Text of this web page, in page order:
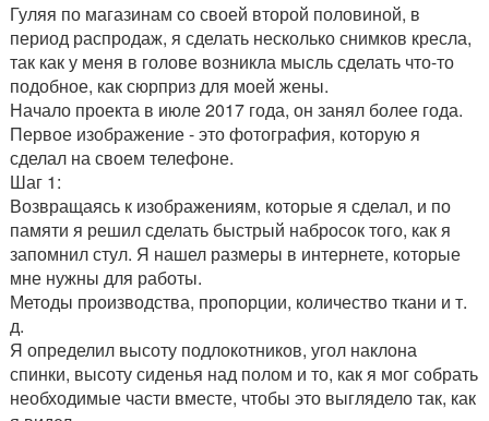
Гуляя по магазинам со своей второй половиной, в
период распродаж, я сделать несколько снимков кресла,
так как у меня в голове возникла мысль сделать что-то
подобное, как сюрприз для моей жены.
Начало проекта в июле 2017 года, он занял более года.
Первое изображение - это фотография, которую я
сделал на своем телефоне.
Шаг 1:
Возвращаясь к изображениям, которые я сделал, и по
памяти я решил сделать быстрый набросок того, как я
запомнил стул. Я нашел размеры в интернете, которые
мне нужны для работы.
Методы производства, пропорции, количество ткани и т.
д.
Я определил высоту подлокотников, угол наклона
спинки, высоту сиденья над полом и то, как я мог собрать
необходимые части вместе, чтобы это выглядело так, как